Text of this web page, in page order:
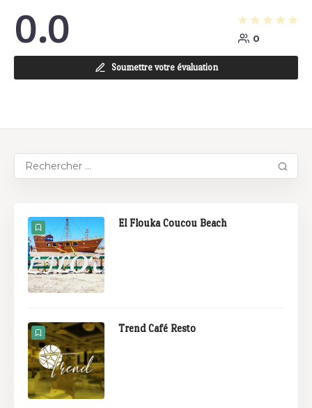
0.0 0
Soumettre votre évaluation
El Flouka Coucou Beach
Trend Café Resto